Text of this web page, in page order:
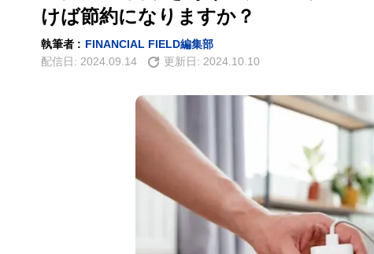
けば節約になりますか？
執筆者 : FINANCIAL FIELD編集部
配信日: 2024.09.14 更新日: 2024.10.10